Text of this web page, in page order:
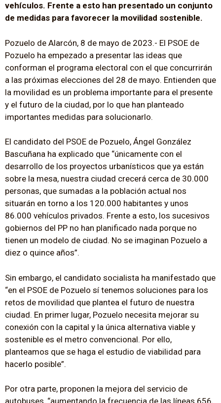
vehículos. Frente a esto han presentado un conjunto
de medidas para favorecer la movilidad sostenible.
Pozuelo de Alarcón, 8 de mayo de 2023.- El PSOE de
Pozuelo ha empezado a presentar las ideas que
conforman el programa electoral con el que concurrirán
a las próximas elecciones del 28 de mayo. Entienden que
la movilidad es un problema importante para el presente
y el futuro de la ciudad, por lo que han planteado
importantes medidas para solucionarlo.
El candidato del PSOE de Pozuelo, Ángel González
Bascuñana ha explicado que “únicamente con el
desarrollo de los proyectos urbanísticos que ya están
sobre la mesa, nuestra ciudad crecerá cerca de 30.000
personas, que sumadas a la población actual nos
situarán en torno a los 120.000 habitantes y unos
86.000 vehículos privados. Frente a esto, los sucesivos
gobiernos del PP no han planificado nada porque no
tienen un modelo de ciudad. No se imaginan Pozuelo a
diez o quince años”.
Sin embargo, el candidato socialista ha manifestado que
“en el PSOE de Pozuelo sí tenemos soluciones para los
retos de movilidad que plantea el futuro de nuestra
ciudad. En primer lugar, Pozuelo necesita mejorar su
conexión con la capital y la única alternativa viable y
sostenible es el metro convencional. Por ello,
planteamos que se haga el estudio de viabilidad para
hacerlo posible”.
Por otra parte, proponen la mejora del servicio de